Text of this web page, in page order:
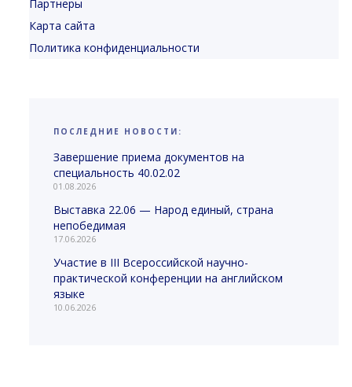
Партнеры
Карта сайта
Политика конфиденциальности
ПОСЛЕДНИЕ НОВОСТИ:
Завершение приема документов на
специальность 40.02.02
01.08.2026
Выставка 22.06 — Народ единый, страна
непобедимая
17.06.2026
Участие в III Всероссийской научно-
практической конференции на английском
языке
10.06.2026